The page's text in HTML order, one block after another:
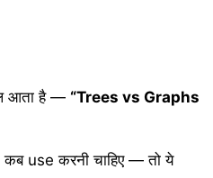
आता है — “Trees vs Graphs
use करनी चाहिए — तो ये